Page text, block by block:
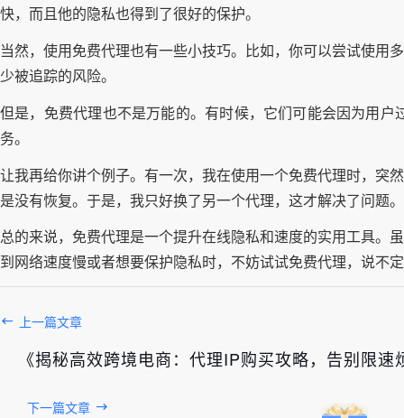
快，而且他的隐私也得到了很好的保护。
当然，使用免费代理也有一些小技巧。比如，你可以尝试使用
少被追踪的风险。
但是，免费代理也不是万能的。有时候，它们可能会因为用
务。
让我再给你讲个例子。有一次，我在使用一个免费代理时，突
是没有恢复。于是，我只好换了另一个代理，这才解决了问题
总的来说，免费代理是一个提升在线隐私和速度的实用工具。
到网络速度慢或者想要保护隐私时，不妨试试免费代理，说不
上一篇文章
《揭秘高效跨境电商：代理IP购买攻略，告别限速
下一篇文章